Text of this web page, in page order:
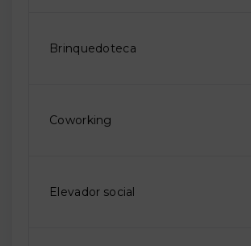
Brinquedoteca
Coworking
Elevador social